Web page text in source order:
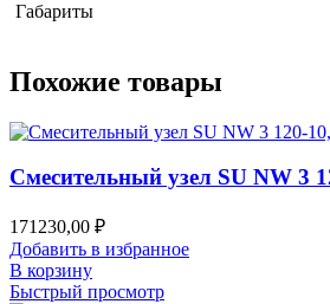
Габариты
Похожие товары
Смесительный узел SU NW 3
171230,00 ₽
Добавить в избранное
В корзину
Быстрый просмотр